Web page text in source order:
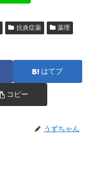
抗炎症薬 薬理
はてブ
コピー
うずちゃん